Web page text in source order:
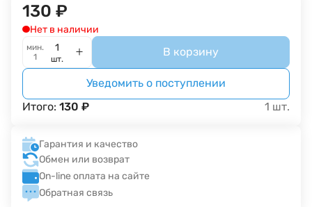
130 ₽
Нет в наличии
мин.
1
шт.
В корзину
Уведомить о поступлении
Итого: 130 ₽ 1 шт.
Гарантия и качество
Обмен или возврат
On-line оплата на сайте
Обратная связь